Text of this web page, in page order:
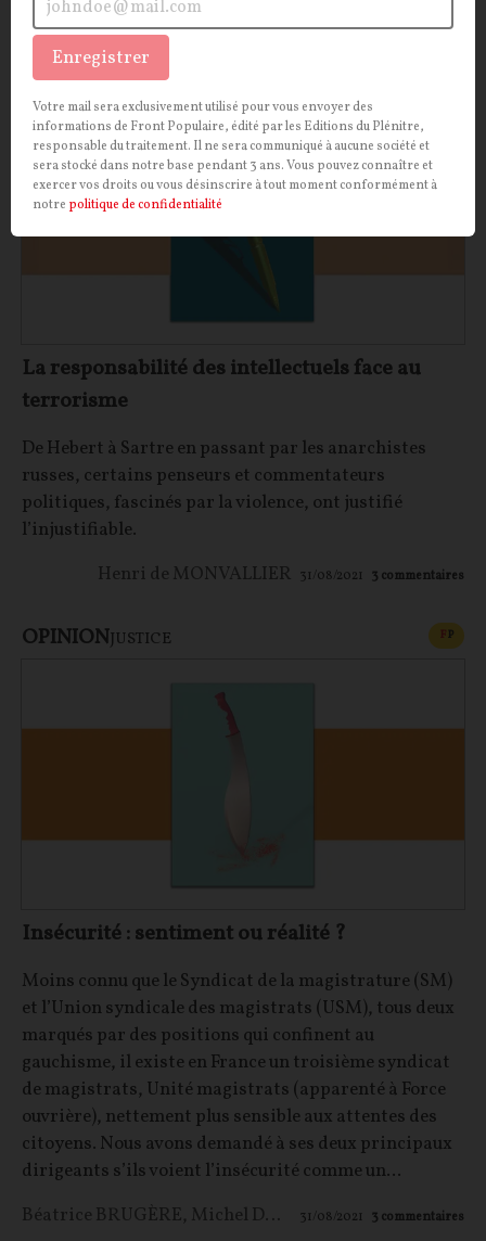
Maxime LE NAGARD
PHILOSOPHIE TERRORISME
La responsabilité des intellectuels face au
terrorisme
De Hebert à Sartre en passant par les anarchistes
russes, certains penseurs et commentateurs
politiques, fascinés par la violence, ont justifié
l’injustifiable.
Henri de MONVALLIER
31/08/2021 3 commentaires
OPINIONJUSTICE FP
Insécurité : sentiment ou réalité ?
Moins connu que le Syndicat de la magistrature (SM)
et l’Union syndicale des magistrats (USM), tous deux
marqués par des positions qui confinent au
gauchisme, il existe en France un troisième syndicat
de magistrats, Unité magistrats (apparenté à Force
ouvrière), nettement plus sensible aux attentes des
citoyens. Nous avons demandé à ses deux principaux
dirigeants s’ils voient l’insécurité comme un...
Béatrice BRUGÈRE, Michel DUTRUS 31/08/2021 3 commentaires
Enregistrer
Votre mail sera exclusivement utilisé pour vous envoyer des
informations de Front Populaire, édité par les Editions du Plénitre,
responsable du traitement. Il ne sera communiqué à aucune société et
sera stocké dans notre base pendant 3 ans. Vous pouvez connaître et
exercer vos droits ou vous désinscrire à tout moment conformément à
notre politique de confidentialité